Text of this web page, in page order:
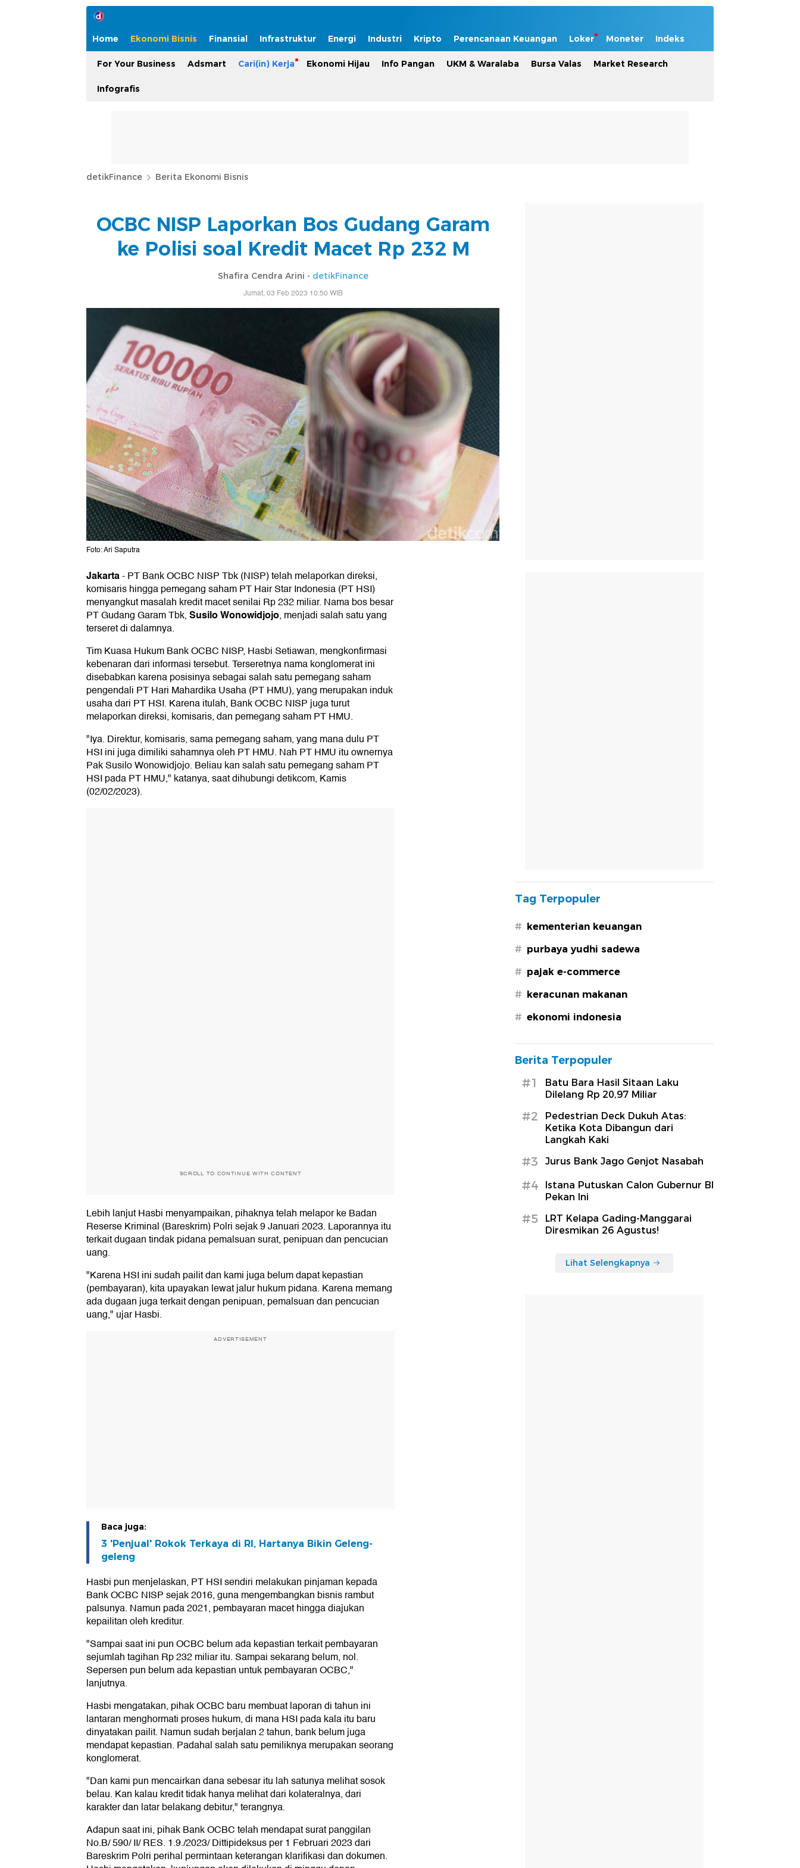
Home Ekonomi Bisnis Finansial Infrastruktur Energi Industri Kripto Perencanaan Keuangan Loker Moneter Indeks
For Your Business Adsmart Cari(in) Kerja Ekonomi Hijau Info Pangan UKM & Waralaba Bursa Valas Market Research
Infografis
detikFinance Berita Ekonomi Bisnis
OCBC NISP Laporkan Bos Gudang Garam
ke Polisi soal Kredit Macet Rp 232 M
Shafira Cendra Arini - detikFinance
Jumat, 03 Feb 2023 10:50 WIB
Foto: Ari Saputra
Jakarta-PT Bank OCBC NISP Tbk (NISP) telah melaporkan direksi,
komisaris hingga pemegang saham PT Hair Star Indonesia (PT HSI)
menyangkut masalah kredit macet senilai Rp 232 miliar. Nama bos besar
PT Gudang Garam Tbk,Susilo Wonowidjojo, menjadi salah satu yang
terseret di dalamnya.
Tim Kuasa Hukum Bank OCBC NISP, Hasbi Setiawan, mengkonfirmasi
kebenaran dari informasi tersebut. Terseretnya nama konglomerat ini
disebabkan karena posisinya sebagai salah satu pemegang saham
pengendali PT Hari Mahardika Usaha (PT HMU), yang merupakan induk
usaha dari PT HSI. Karena itulah, Bank OCBC NISP juga turut
melaporkan direksi, komisaris, dan pemegang saham PT HMU.
"Iya. Direktur, komisaris, sama pemegang saham, yang mana dulu PT
HSI ini juga dimiliki sahamnya oleh PT HMU. Nah PT HMU itu ownernya
Pak Susilo Wonowidjojo. Beliau kan salah satu pemegang saham PT
HSI pada PT HMU," katanya, saat dihubungi detikcom, Kamis
(02/02/2023).
SCROLL TO CONTINUE WITH CONTENT
Lebih lanjut Hasbi menyampaikan, pihaknya telah melapor ke Badan
Reserse Kriminal (Bareskrim) Polri sejak 9 Januari 2023. Laporannya itu
terkait dugaan tindak pidana pemalsuan surat, penipuan dan pencucian
uang.
"Karena HSI ini sudah pailit dan kami juga belum dapat kepastian
(pembayaran), kita upayakan lewat jalur hukum pidana. Karena memang
ada dugaan juga terkait dengan penipuan, pemalsuan dan pencucian
uang," ujar Hasbi.
ADVERTISEMENT
Baca juga:
3 'Penjual' Rokok Terkaya di RI, Hartanya Bikin Geleng-
geleng
Hasbi pun menjelaskan, PT HSI sendiri melakukan pinjaman kepada
Bank OCBC NISP sejak 2016, guna mengembangkan bisnis rambut
palsunya. Namun pada 2021, pembayaran macet hingga diajukan
kepailitan oleh kreditur.
"Sampai saat ini pun OCBC belum ada kepastian terkait pembayaran
sejumlah tagihan Rp 232 miliar itu. Sampai sekarang belum, nol.
Sepersen pun belum ada kepastian untuk pembayaran OCBC,"
lanjutnya.
Hasbi mengatakan, pihak OCBC baru membuat laporan di tahun ini
lantaran menghormati proses hukum, di mana HSI pada kala itu baru
dinyatakan pailit. Namun sudah berjalan 2 tahun, bank belum juga
mendapat kepastian. Padahal salah satu pemiliknya merupakan seorang
konglomerat.
"Dan kami pun mencairkan dana sebesar itu lah satunya melihat sosok
belau. Kan kalau kredit tidak hanya melihat dari kolateralnya, dari
karakter dan latar belakang debitur," terangnya.
Adapun saat ini, pihak Bank OCBC telah mendapat surat panggilan
No.B/ 590/ II/ RES. 1.9./2023/ Dittipideksus per 1 Februari 2023 dari
Bareskrim Polri perihal permintaan keterangan klarifikasi dan dokumen.
Tag Terpopuler
# kementerian keuangan
# purbaya yudhi sadewa
# pajak e-commerce
# keracunan makanan
# ekonomi indonesia
Berita Terpopuler
#1
Batu Bara Hasil Sitaan Laku
Dilelang Rp 20,97 Miliar
#2
Pedestrian Deck Dukuh Atas:
Ketika Kota Dibangun dari
Langkah Kaki
#3 Jurus Bank Jago Genjot Nasabah
#4
Istana Putuskan Calon Gubernur BI
Pekan Ini
#5
LRT Kelapa Gading-Manggarai
Diresmikan 26 Agustus!
Lihat Selengkapnya